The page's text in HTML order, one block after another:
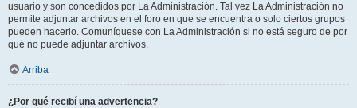
usuario y son concedidos por La Administración. Tal vez La Administración no
permite adjuntar archivos en el foro en que se encuentra o solo ciertos grupos
pueden hacerlo. Comuníquese con La Administración si no está seguro de por
qué no puede adjuntar archivos.
Arriba
¿Por qué recibí una advertencia?